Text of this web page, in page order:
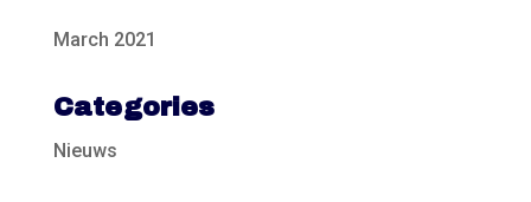
March 2021
Categories
Nieuws